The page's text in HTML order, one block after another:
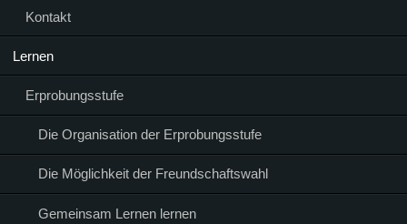
Kontakt
Lernen
Erprobungsstufe
Die Organisation der Erprobungsstufe
Die Möglichkeit der Freundschaftswahl
Gemeinsam Lernen lernen